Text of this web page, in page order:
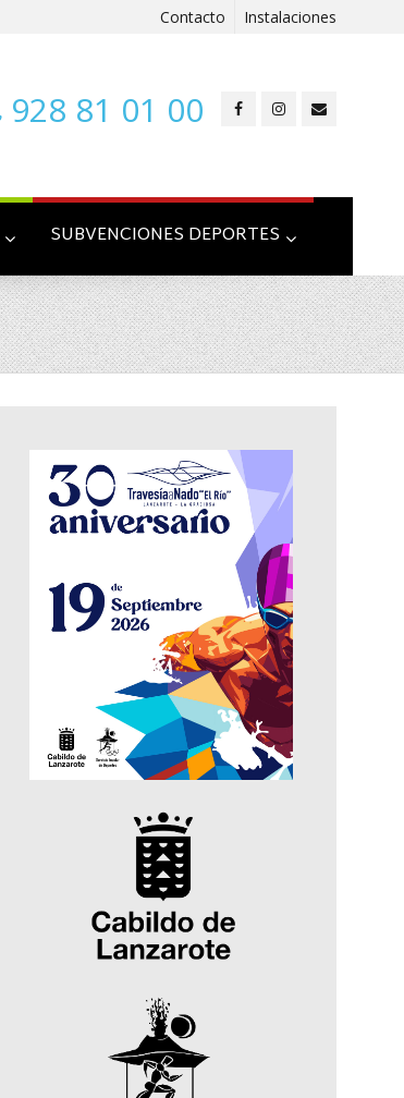
Contacto Instalaciones
928 81 01 00
SUBVENCIONES DEPORTES